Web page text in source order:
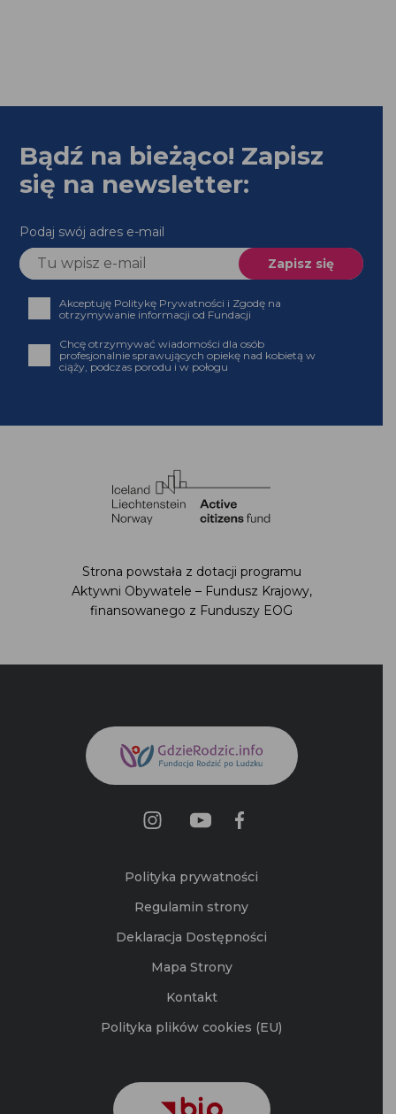
się na newsletter:
Podaj swój adres e-mail
otrzymywanie informacji od Fundacji
Chcę otrzymywać wiadomości dla osób profesjonalnie
sprawujących opiekę nad kobietą w ciąży, podczas
Strona powstała z dotacji programu Aktywni
Obywatele – Fundusz Krajowy,
Regulamin strony
Mapa Strony
Polityka plików cookies (EU)
©2026 Fundacja Rodzić po Ludzku.